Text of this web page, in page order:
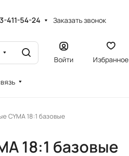
411-54-24 Заказать звонок
Войти Избранное
CYMA 18:1 базовые
18:1 базовые